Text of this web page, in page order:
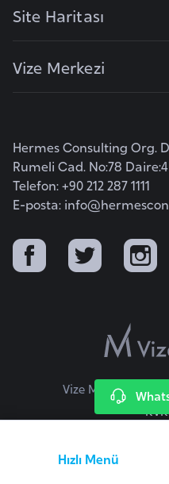
Hızlı Menü
Site Haritası
Vize Merkezi
Hermes Consulting Org.
Rumeli Cad. No:78
Telefon: +90 212 287 1111
E-posta:
Vize Merkezi ©
s
g
a
r
s
t